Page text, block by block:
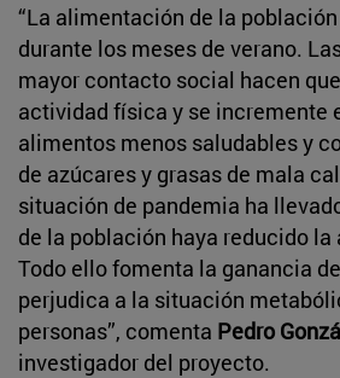
“La alimentación de la
durante los meses de verano.
mayor contacto social hacen
actividad física y se incremente
alimentos menos saludables y
de azúcares y grasas de mala
situación de pandemia ha
de la población haya reducido
Todo ello fomenta la ganancia
perjudica a la situación
personas”, comenta Pedro
investigador del proyecto.